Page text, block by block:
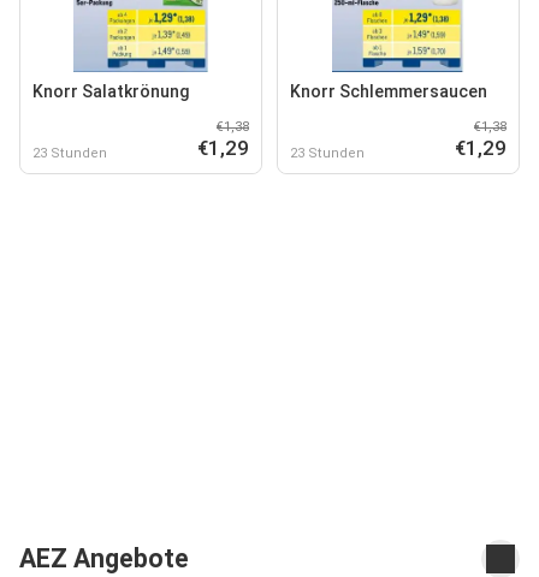
Knorr Salatkrönung
23 Stunden
€1,38
€1,29
Knorr Schlemmersaucen
23 Stunden
€1,38
€1,29
AEZ Angebote